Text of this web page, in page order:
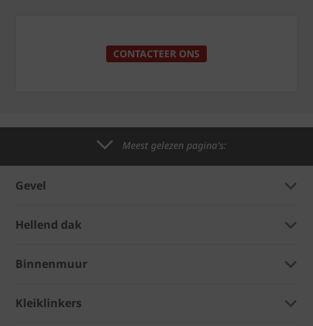
CONTACTEER ONS
Meest gelezen pagina's:
Gevel
Hellend dak
Binnenmuur
Kleiklinkers